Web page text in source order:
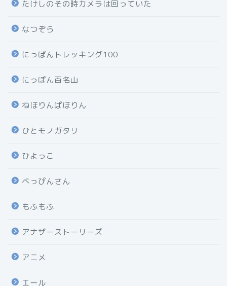
たけしのその時カメラは回っていた
なつぞら
にっぽんトレッキング100
にっぽん百名山
ねほりんぱほりん
ひとモノガタリ
ひよっこ
べっぴんさん
もふもふ
アナザーストーリーズ
アニメ
エール